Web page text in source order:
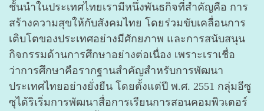
ชั้นนำในประเทศไทยเรามีหนึ่งพันธกิจที่สำคัญคือ การ
สร้างความสุขให้กับสังคมไทย โดยร่วมขับเคลื่อนการ
เติบโตของประเทศอย่างมีศักยภาพ และการสนับสนุน
กิจกรรมด้านการศึกษาอย่างต่อเนื่อง เพราะเราเชื่อ
ว่าการศึกษาคือรากฐานสำคัญสำหรับการพัฒนา
ประเทศไทยอย่างยั่งยืน โดยตั้งแต่ปี พ.ศ. 2551 กลุ่มอีซู
ซุได้ริเริ่มการพัฒนาสื่อการเรียนการสอนคอมพิวเตอร์